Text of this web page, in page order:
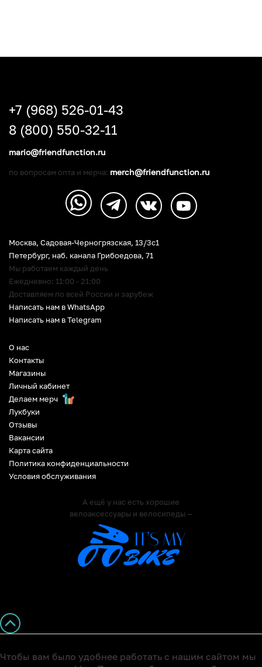
О нас
Контакты
Магазины
Личный кабинет
Делаем мерч
Лукбуки
Отзывы
Вакансии
Карта сайта
Политика конфиденциальности
Условия обслуживания
А ещё у нас есть хорошие
велоаксессуары и велосипеды —
Москва, Садовая-Черногрязская, 13/3c1
Петербург, наб. канала Грибоедова, 71
Мы работаем каждый день
Ежедневно: 11:00 - 21:00
Доставляем по всей России и зарубеж
Написать нам в WhatsApp
Написать нам в Telegram
+7 (968) 526-01-43
8 (800) 550-32-11
mario@friendfunction.ru
по вопросам опта и мерча: merch@friendfunction.ru
Чтобы вам было удобнее работать с нашим сайтом мы